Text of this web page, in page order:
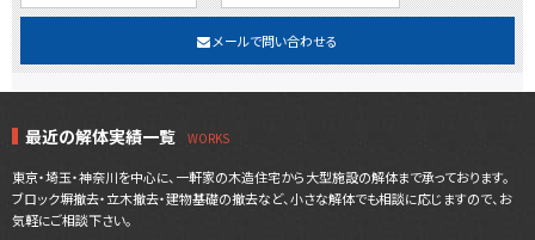
メールで問い合わせる
最近の解体実績一覧
東京・埼玉・神奈川を中心に、一軒家の木造住宅から大型施設の解体まで承っております。
ブロック塀撤去・立木撤去・建物基礎の撤去など、小さな解体でも相談に応じますので、お
気軽にご相談下さい。